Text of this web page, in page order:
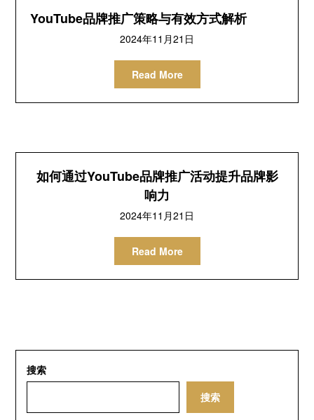
YouTube品牌推广策略与有效方式解析
2024年11月21日
Read More
如何通过YouTube品牌推广活动提升品牌影
响力
2024年11月21日
Read More
搜索
搜索